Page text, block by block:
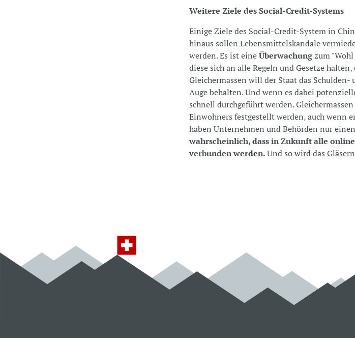
Weitere Ziele des Social-Credit-Systems
Einige Ziele des Social-Credit-System in
hinaus sollen Lebensmittelskandale
werden. Es ist eineÜberwachungzum
diese sich an alle Regeln und Gesetze
Gleichermassen will der Staat das
Auge behalten. Und wenn es dabei
schnell durchgeführt werden.
Einwohners festgestellt werden, auch wenn
haben Unternehmen und Behörden nur
wahrscheinlich, dass in Zukunft alle
verbunden werden.Und so wird das